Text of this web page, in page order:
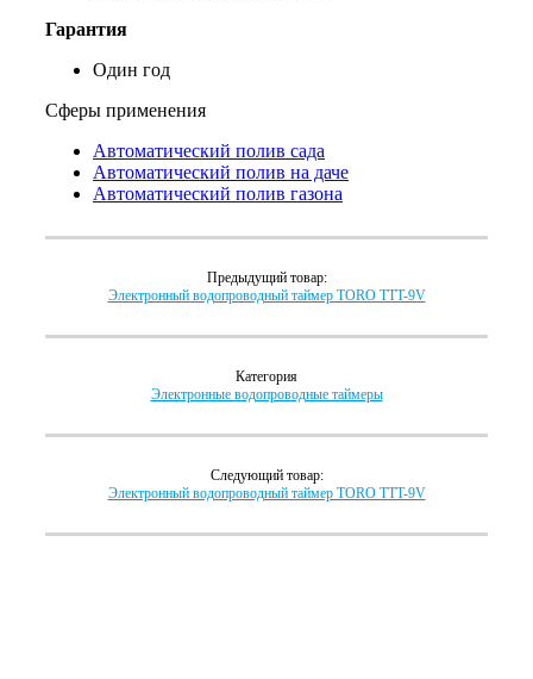
Гарантия
Один год
Сферы применения
Автоматический полив сада
Автоматический полив на даче
Автоматический полив газона
Предыдущий товар:
Электронный водопроводный таймер TORO TTT-9V
Категория
Электронные водопроводные таймеры
Следующий товар:
Электронный водопроводный таймер TORO TTT-9V